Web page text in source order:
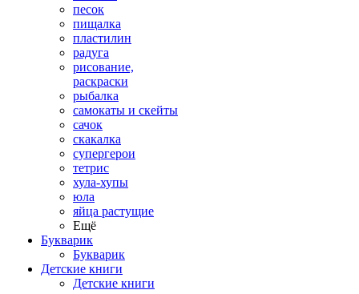
песок
пищалка
пластилин
радуга
рисование,
раскраски
рыбалка
самокаты и скейты
сачок
скакалка
супергерои
тетрис
хула-хупы
юла
яйца растущие
Ещё
Букварик
Букварик
Детские книги
Детские книги